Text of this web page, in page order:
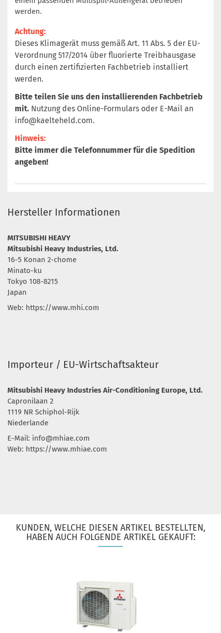
werden.
Achtung:
Dieses Klimagerät muss gemäß Art. 11 Abs. 5 der EU-
Verordnung 517/2014 über fluorierte Treibhausgase
durch einen zertifizierten Fachbetrieb installiert
werden.
Bitte teilen Sie uns den installierenden Fachbetrieb
mit. Nutzung des Online-Formulars oder E-Mail an
info@kaelteheld.com.
Hinweis:
Bitte immer die Telefonnummer für die Spedition
angeben!
Hersteller Informationen
MITSUBISHI HEAVY
Mitsubishi Heavy Industries, Ltd.
16-5 Konan 2-chome
Minato-ku
Tokyo 108-8215
Japan
Web: https://www.mhi.com
Importeur / EU-Wirtschaftsakteur
Mitsubishi Heavy Industries Air-Conditioning Europe, Ltd.
Capronilaan 2
1119 NR Schiphol-Rijk
Niederlande
E-Mail: info@mhiae.com
Web: https://www.mhiae.com
KUNDEN, WELCHE DIESEN ARTIKEL BESTELLTEN,
HABEN AUCH FOLGENDE ARTIKEL GEKAUFT: